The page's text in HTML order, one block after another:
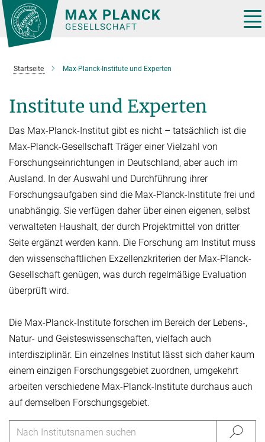
Hauptinhalt
Startseite Max-Planck-Institute und Experten
Institute und Experten
Das Max-Planck-Institut gibt es nicht – tatsächlich ist die
Max-Planck-Gesellschaft Träger einer Vielzahl von
Forschungseinrichtungen in Deutschland, aber auch im
Ausland. In der Auswahl und Durchführung ihrer
Forschungsaufgaben sind die Max-Planck-Institute frei und
unabhän­gig. Sie verfügen daher über einen eige­nen, selbst
verwalteten Haushalt, der durch Projektmit­tel von dritter
Seite er­gänzt werden kann. Die Forschung am Institut muss
den wissen­schaftlichen Exzellenzkriterien der Max-Planck-
Gesellschaft genügen, was durch regelmäßige Evaluation
überprüft wird.
Die Max-Planck-Institute forschen im Bereich der Lebens-,
Natur- und Geisteswissen­schaften, vielfach auch
interdisziplinär. Ein einzelnes Institut lässt sich daher kaum
einem einzigen Forschungsgebiet zuordnen, umgekehrt
arbeiten verschiedene Max-Planck-Institute durchaus auch
auf demselben Forschungsgebiet.